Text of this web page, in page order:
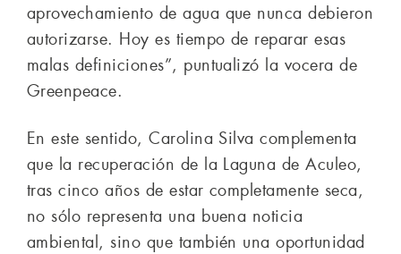
aprovechamiento de agua que nunca debieron
autorizarse. Hoy es tiempo de reparar esas
malas definiciones”, puntualizó la vocera de
Greenpeace.
En este sentido, Carolina Silva complementa
que la recuperación de la Laguna de Aculeo,
tras cinco años de estar completamente seca,
no sólo representa una buena noticia
ambiental, sino que también una oportunidad